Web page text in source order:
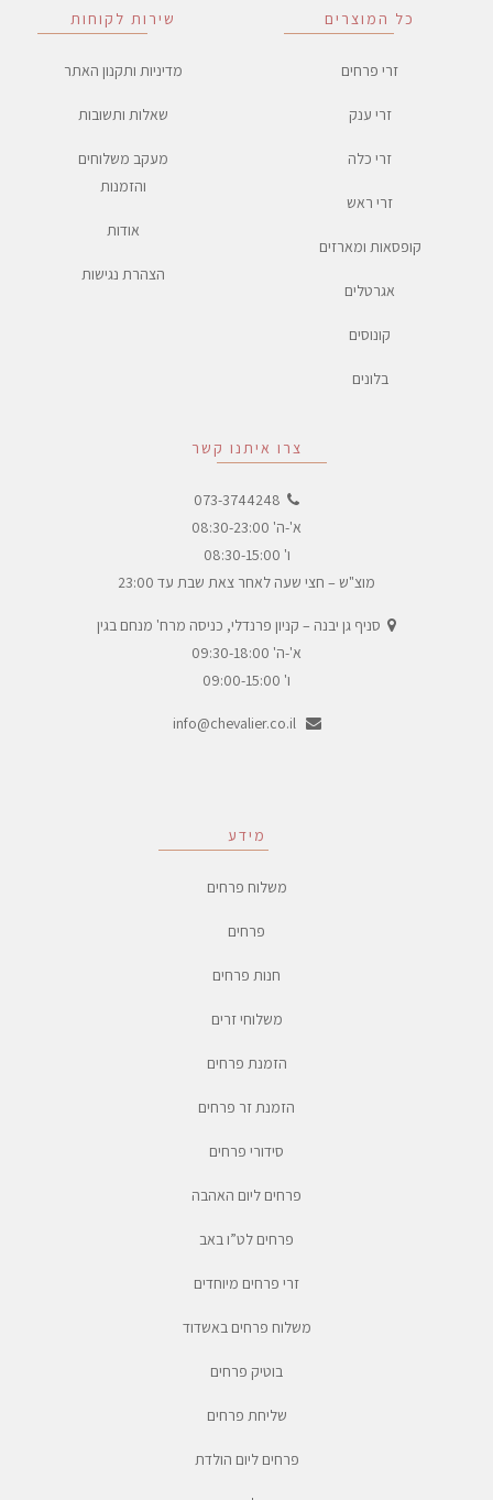
מידע
משלוח פרחים
פרחים
חנות פרחים
משלוחי זרים
הזמנת פרחים
הזמנת זר פרחים
סידורי פרחים
פרחים ליום האהבה
פרחים לט”ו באב
זרי פרחים מיוחדים
משלוח פרחים באשדוד
בוטיק פרחים
שליחת פרחים
פרחים ליום הולדת
צרו איתנו קשר
073-3744248
א'-ה' 08:30-23:00
ו' 08:30-15:00
מוצ"ש – חצי שעה לאחר צאת שבת עד 23:00
סניף גן יבנה – קניון פרנדלי, כניסה מרח' מנחם בגין
א'-ה' 09:30-18:00
ו' 09:00-15:00
info@chevalier.co.il
כל המוצרים
זרי פרחים
זרי ענק
זרי כלה
זרי ראש
קופסאות ומארזים
אגרטלים
קונוסים
בלונים
שירות לקוחות
מדיניות ותקנון האתר
שאלות ותשובות
מעקב משלוחים
והזמנות
אודות
הצהרת נגישות